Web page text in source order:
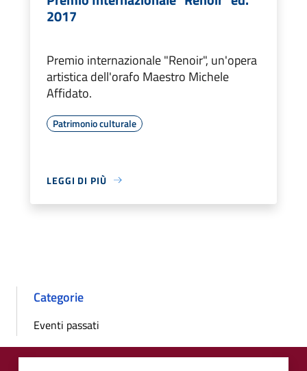
2017
Premio internazionale "Renoir", un'opera
artistica dell'orafo Maestro Michele
Affidato.
Patrimonio culturale
LEGGI DI PIÙ
Categorie
Eventi passati